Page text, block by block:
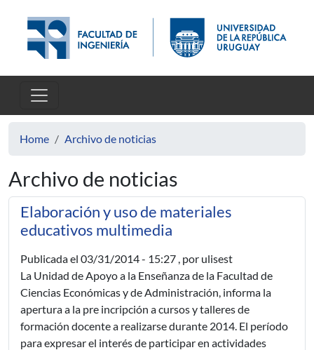
Home Archivo de noticias
Archivo de noticias
Elaboración y uso de materiales
educativos multimedia
Publicada el 03/31/2014 - 15:27 , por ulisest
La Unidad de Apoyo a la Enseñanza de la Facultad de
Ciencias Económicas y de Administración, informa la
apertura a la pre incripción a cursos y talleres de
formación docente a realizarse durante 2014. El período
para expresar el interés de participar en actividades